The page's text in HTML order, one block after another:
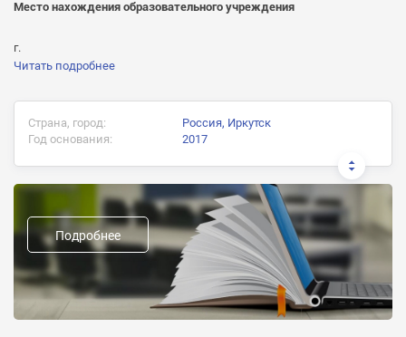
Место нахождения образовательного учреждения
г.
Читать подробнее
Страна, город:
Россия, Иркутск
Год основания:
2017
Предыдущие названия:
Формы пребывания и обучения:
Дневная, Неполный день, 5-дневка
Группы:
Младшая, Средняя, Старшая, Подготовительная
Подробнее
Нажимая на кнопку «Отправить» я даю согласие